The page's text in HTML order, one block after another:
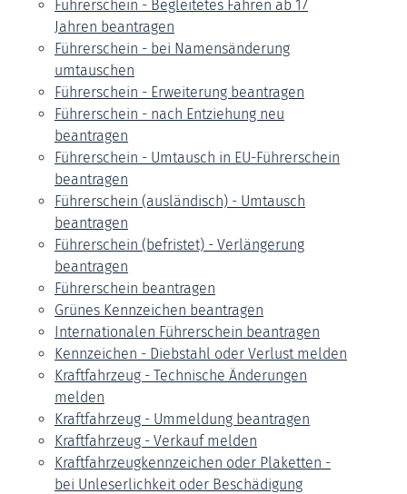
Führerschein - Begleitetes Fahren ab 17
Jahren beantragen
Führerschein - bei Namensänderung
umtauschen
Führerschein - Erweiterung beantragen
Führerschein - nach Entziehung neu
beantragen
Führerschein - Umtausch in EU-Führerschein
beantragen
Führerschein (ausländisch) - Umtausch
beantragen
Führerschein (befristet) - Verlängerung
beantragen
Führerschein beantragen
Grünes Kennzeichen beantragen
Internationalen Führerschein beantragen
Kennzeichen - Diebstahl oder Verlust melden
Kraftfahrzeug - Technische Änderungen
melden
Kraftfahrzeug - Ummeldung beantragen
Kraftfahrzeug - Verkauf melden
Kraftfahrzeugkennzeichen oder Plaketten -
bei Unleserlichkeit oder Beschädigung